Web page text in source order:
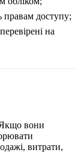
правам доступу;
на
вони
витрати,